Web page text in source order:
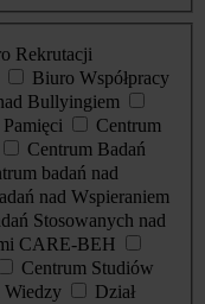
Rekrutacji
Biuro Współpracy
Bullyingiem
Centrum
Centrum Badań
badań nad
nad Wspieraniem
Stosowanych nad
CARE-BEH
Centrum Studiów
Wiedzy
Dział